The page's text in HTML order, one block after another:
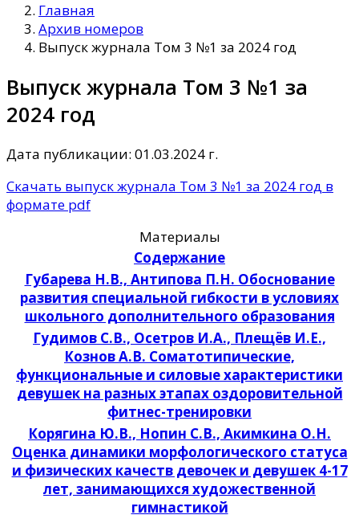
Главная
Архив номеров
Выпуск журнала Том 3 №1 за 2024 год
Выпуск журнала Том 3 №1 за
2024 год
Дата публикации: 01.03.2024 г.
Скачать выпуск журнала Том 3 №1 за 2024 год в
формате pdf
Материалы
Содержание
Губарева Н.В., Антипова П.Н. Обоснование
развития специальной гибкости в условиях
школьного дополнительного образования
Гудимов С.В., Осетров И.А., Плещёв И.Е.,
Кознов А.В. Соматотипические,
функциональные и силовые характеристики
девушек на разных этапах оздоровительной
фитнес-тренировки
Корягина Ю.В., Нопин С.В., Акимкина О.Н.
Оценка динамики морфологического статуса
и физических качеств девочек и девушек 4-17
лет, занимающихся художественной
гимнастикой